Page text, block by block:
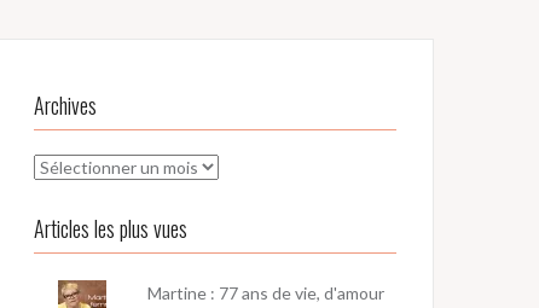
Archives
Archives
Articles les plus vues
Martine : 77 ans de vie, d'amour